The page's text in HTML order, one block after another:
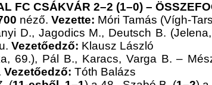
FC CSÁKVÁR 2–2 (1–0) –
néző. Vezette: Móri Tamás (Vígh-
D., Jagodics M., Deutsch B.
Vezetőedző: Klausz László
69.), Pál B., Karacs, Varga B. –
Vezetőedző: Tóth Balázs